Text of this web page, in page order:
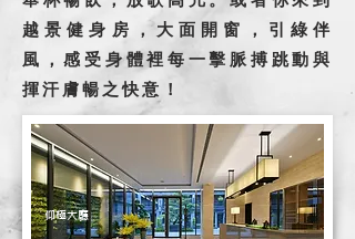
越景健身房，大面開窗，引綠伴
風，感受身體裡每一擊脈搏跳動與
揮汗膚暢之快意！
仰極大廳